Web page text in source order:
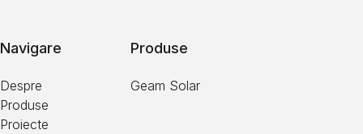
Navigare
Despre
Produse
Proiecte
Produse
Geam Solar